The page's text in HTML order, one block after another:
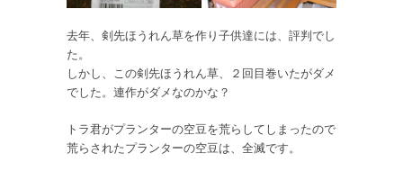
去年、剣先ほうれん草を作り子供達には、評判でし
た。
しかし、この剣先ほうれん草、２回目巻いたがダメ
でした。連作がダメなのかな？
トラ君がプランターの空豆を荒らしてしまったので
荒らされたプランターの空豆は、全滅です。